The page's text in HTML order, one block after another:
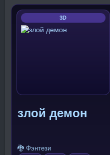
3D
злой демон
🐉 Фэнтези